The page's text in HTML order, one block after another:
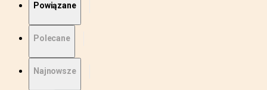
Powiązane
Polecane
Najnowsze